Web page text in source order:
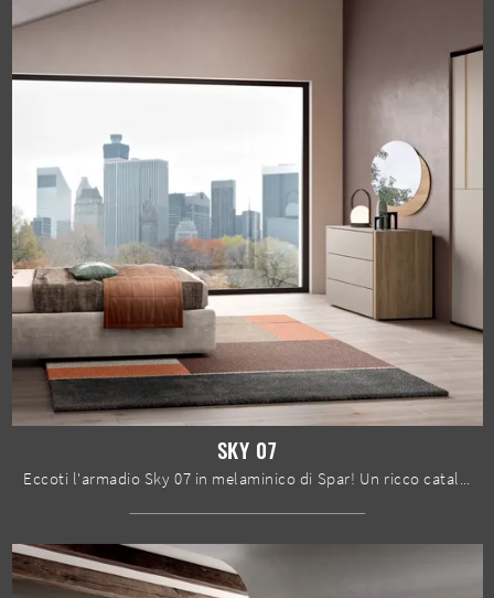
SKY 07
Eccoti l'armadio Sky 07 in melaminico di Spar! Un ricco catalogo di armadi su misura con ante scorrevoli.